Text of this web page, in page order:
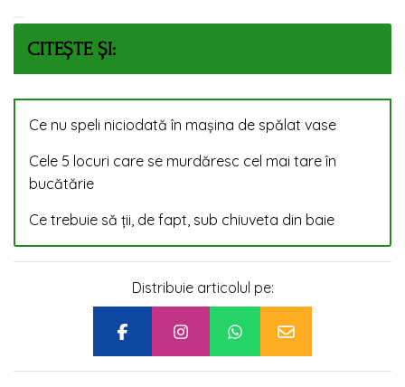
CITEȘTE ȘI:
Ce nu speli niciodată în mașina de spălat vase
Cele 5 locuri care se murdăresc cel mai tare în
bucătărie
Ce trebuie să ții, de fapt, sub chiuveta din baie
Distribuie articolul pe: